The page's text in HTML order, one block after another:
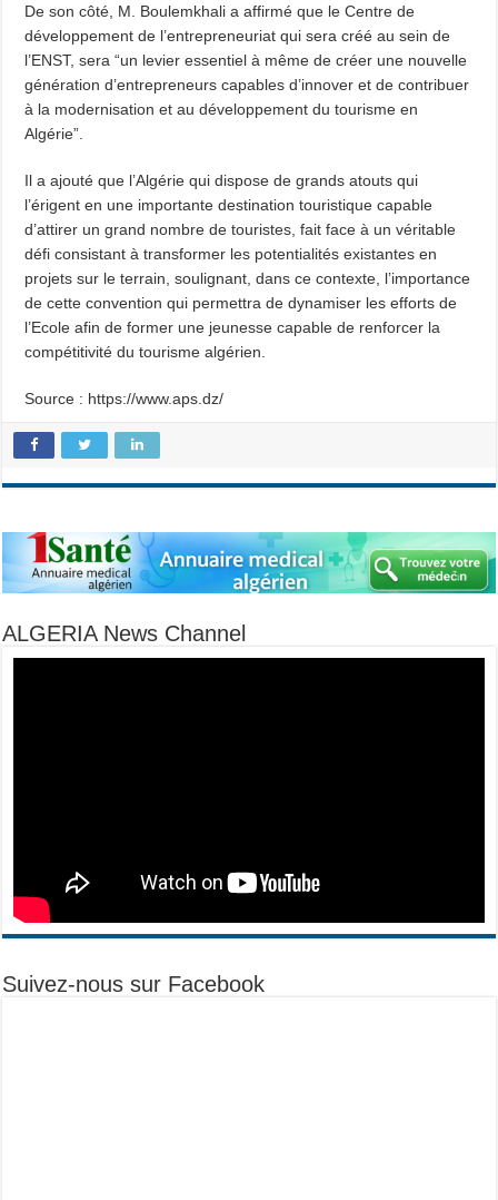
De son côté, M. Boulemkhali a affirmé que le Centre de
développement de l’entrepreneuriat qui sera créé au sein de
l’ENST, sera “un levier essentiel à même de créer une nouvelle
génération d’entrepreneurs capables d’innover et de contribuer
à la modernisation et au développement du tourisme en
Algérie”.
Il a ajouté que l’Algérie qui dispose de grands atouts qui
l’érigent en une importante destination touristique capable
d’attirer un grand nombre de touristes, fait face à un véritable
défi consistant à transformer les potentialités existantes en
projets sur le terrain, soulignant, dans ce contexte, l’importance
de cette convention qui permettra de dynamiser les efforts de
l’Ecole afin de former une jeunesse capable de renforcer la
compétitivité du tourisme algérien.
Source : https://www.aps.dz/
ALGERIA News Channel
Suivez-nous sur Facebook